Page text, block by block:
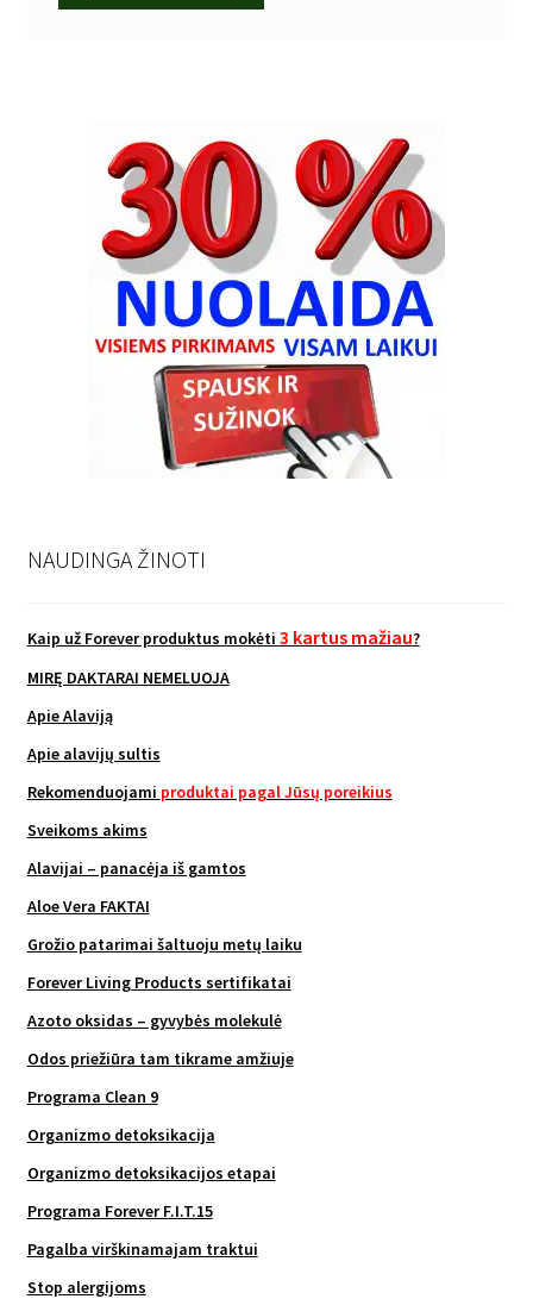
NAUDINGA ŽINOTI
Kaip už Forever produktus mokėti 3 kartus mažiau?
MIRĘ DAKTARAI NEMELUOJA
Apie Alaviją
Apie alavijų sultis
Rekomenduojami produktai pagal Jūsų poreikius
Sveikoms akims
Alavijai – panacėja iš gamtos
Aloe Vera FAKTAI
Grožio patarimai šaltuoju metų laiku
Forever Living Products sertifikatai
Azoto oksidas – gyvybės molekulė
Odos priežiūra tam tikrame amžiuje
Programa Clean 9
Organizmo detoksikacija
Organizmo detoksikacijos etapai
Programa Forever F.I.T.15
Pagalba virškinamajam traktui
Stop alergijoms